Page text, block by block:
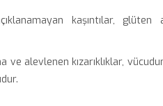
kaşıntılar, glüten
ve alevlenen kızarıklıklar,